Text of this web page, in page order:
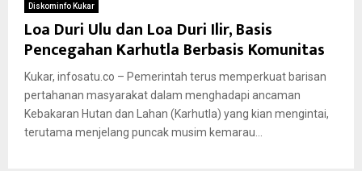
Diskominfo Kukar
Loa Duri Ulu dan Loa Duri Ilir, Basis
Pencegahan Karhutla Berbasis Komunitas
Kukar, infosatu.co – Pemerintah terus memperkuat barisan
pertahanan masyarakat dalam menghadapi ancaman
Kebakaran Hutan dan Lahan (Karhutla) yang kian mengintai,
terutama menjelang puncak musim kemarau...